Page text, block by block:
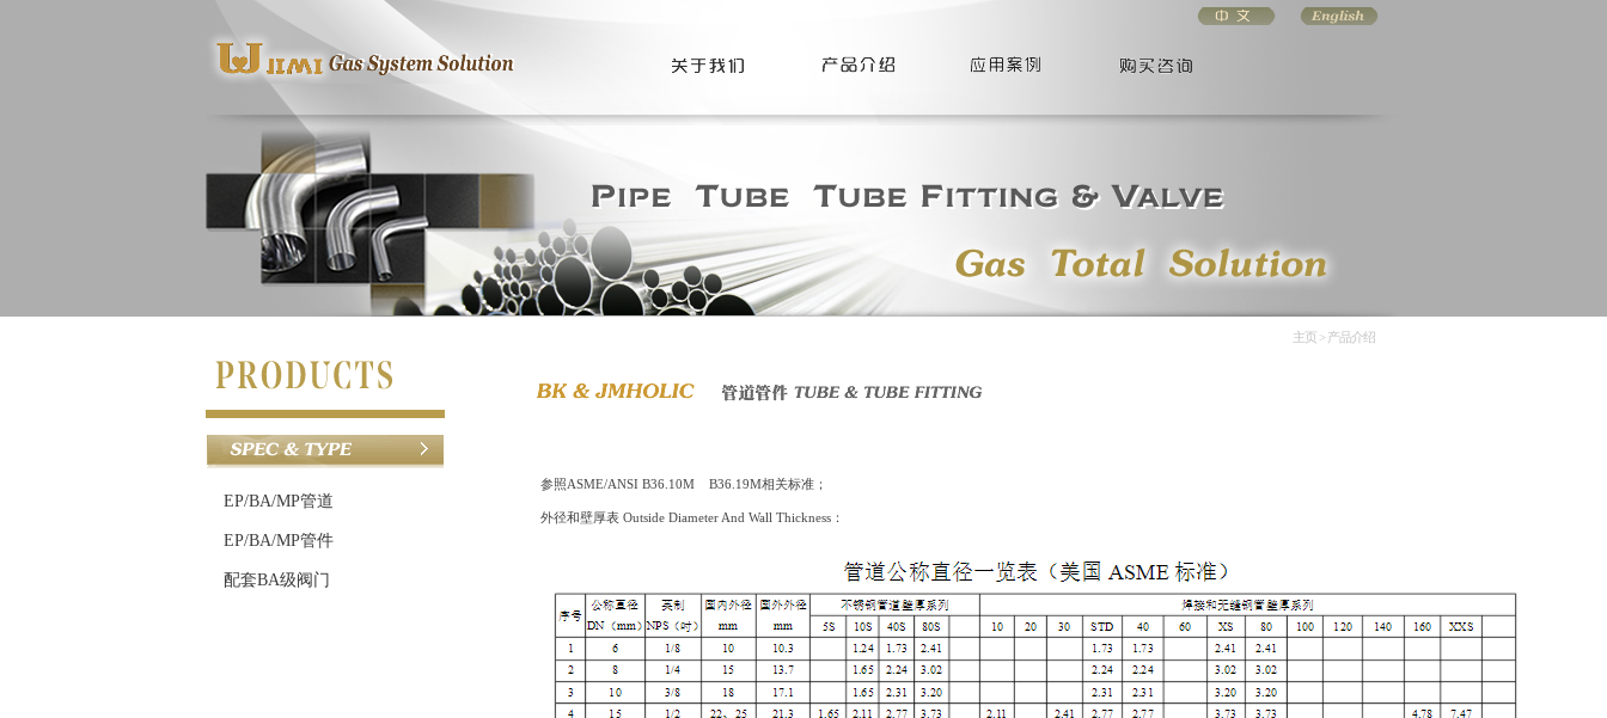
EP/BA/MP管道
EP/BA/MP管件
配套BA级阀门
主页 > 产品介绍
参照ASME/ANSI B36.10M B36.19M相关标准；
外径和壁厚表 Outside Diameter And Wall Thickness：